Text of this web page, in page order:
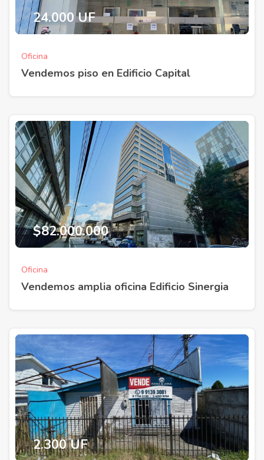
24.000 UF
Oficina
Vendemos piso en Edificio Capital
$82.000.000
Oficina
Vendemos amplia oficina Edificio Sinergia
2.300 UF